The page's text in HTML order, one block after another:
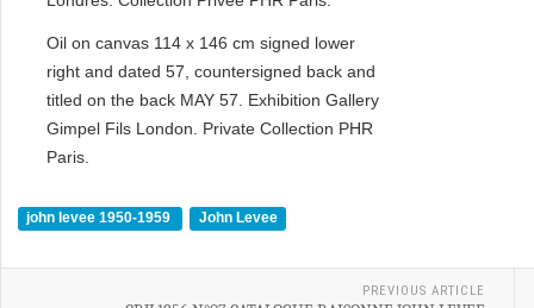
Oil on canvas 114 x 146 cm signed lower
right and dated 57, countersigned back and
titled on the back MAY 57. Exhibition Gallery
Gimpel Fils London. Private Collection PHR
Paris.
john levee 1950-1959 John Levee
PREVIOUS ARTICLE